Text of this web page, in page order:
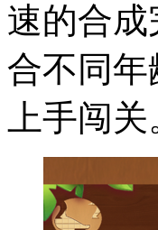
速的合
合不同
上手闯关